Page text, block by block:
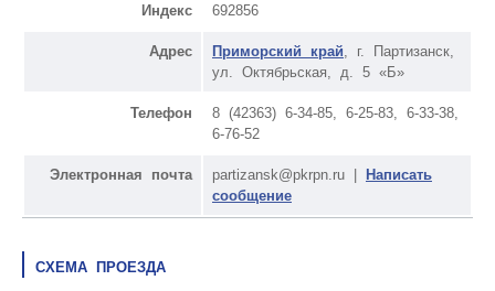
Индекс 692856
Адрес Приморский край , г. Партизанск,
ул. Октябрьская, д. 5 «Б»
Телефон
8 (42363) 6-34-85, 6-25-83, 6-33-38,
6-76-52
Электронная почта partizansk@pkrpn.ru |
Написать
сообщение
СХЕМА ПРОЕЗДА